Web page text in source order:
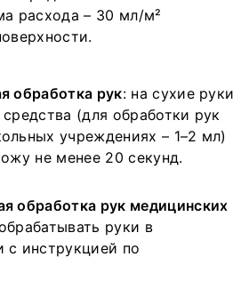
расхода – 30 мл/м²
обработка рук: на сухие руки
(для обработки рук
учреждениях – 1–2 мл)
не менее 20 секунд.
обработка рук медицинских
руки в
с инструкцией по